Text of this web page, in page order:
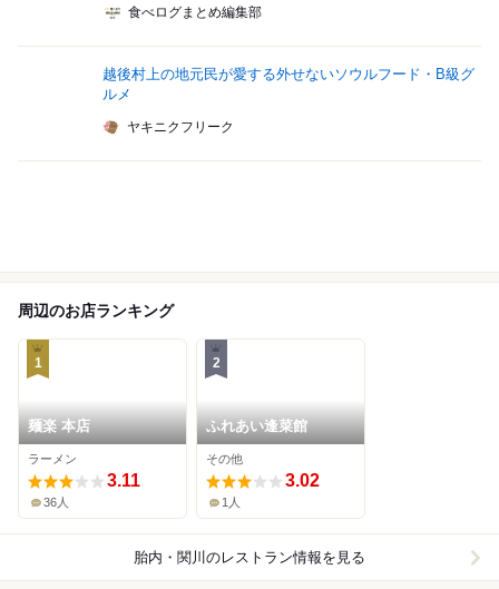
食べログまとめ編集部
越後村上の地元民が愛する外せないソウルフード・B級グ
ルメ
ヤキニクフリーク
周辺のお店ランキング
1
麺楽 本店
ラーメン
3.11
36人
2
ふれあい逢菜館
その他
3.02
1人
胎内・関川 のレストラン情報を見る